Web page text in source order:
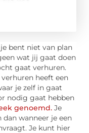
bent niet van plan
wat jij gaat doen
gaat verhuren.
heeft een
je zelf in gaat
nodig gaat hebben
genoemd. Je
dan wanneer je een
Je kunt hier